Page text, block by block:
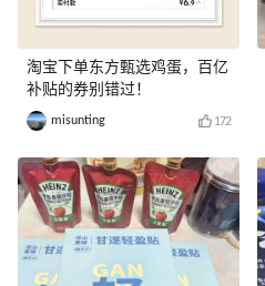
淘宝下单东方甄选鸡蛋，百亿
补贴的券别错过！
misunting 172